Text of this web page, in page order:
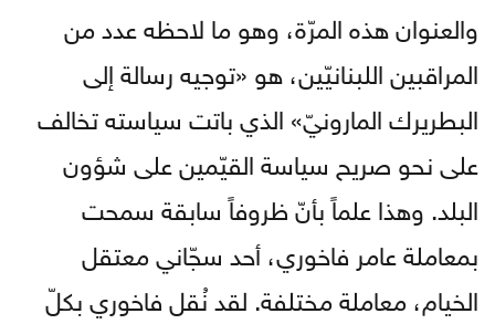
والعنوان هذه المرّة، وهو ما لاحظه عدد من
المراقبين اللبنانيّين، هو «توجيه رسالة إلى
البطريرك المارونيّ» الذي باتت سياسته تخالف
على نحو صريح سياسة القيّمين على شؤون
البلد. وهذا علماً بأنّ ظروفاً سابقة سمحت
بمعاملة عامر فاخوري، أحد سجّاني معتقل
الخيام، معاملة مختلفة. لقد نُقل فاخوري بكلّ